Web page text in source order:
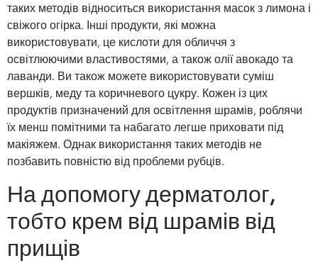
таких методів відноситься використання масок з лимона і
свіжого огірка. Інші продукти, які можна
використовувати, це кислоти для обличчя з
освітлюючими властивостями, а також олії авокадо та
лаванди. Ви також можете використовувати суміш
вершків, меду та коричневого цукру. Кожен із цих
продуктів призначений для освітлення шрамів, роблячи
їх менш помітними та набагато легше приховати під
макіяжем. Однак використання таких методів не
позбавить повністю від проблеми рубців.
На допомогу дерматолог,
тобто крем від шрамів від
прищів